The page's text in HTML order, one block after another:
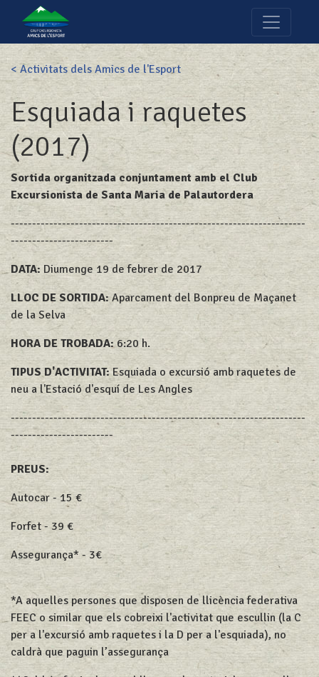
< Activitats dels Amics de l'Esport
Esquiada i raquetes
(2017)
Sortida organitzada conjuntament amb el Club
Excursionista de Santa Maria de Palautordera
---------------------------------------------------------------------
------------------------
DATA: Diumenge 19 de febrer de 2017
LLOC DE SORTIDA:Aparcament del Bonpreu de Maçanet
de la Selva
HORA DE TROBADA:6:20 h.
TIPUS D'ACTIVITAT:Esquiada o excursió amb raquetes de
neu a l'Estació d'esquí de Les Angles
---------------------------------------------------------------------
------------------------
PREUS:
Autocar - 15 €
Forfet - 39 €
Assegurança* - 3€
*A aquelles persones que disposen de llicència federativa
FEEC o similar que els cobreixi l'activitat que escullin (la C
per a l'excursió amb raquetes i la D per a l'esquiada), no
caldrà que paguin l’assegurança